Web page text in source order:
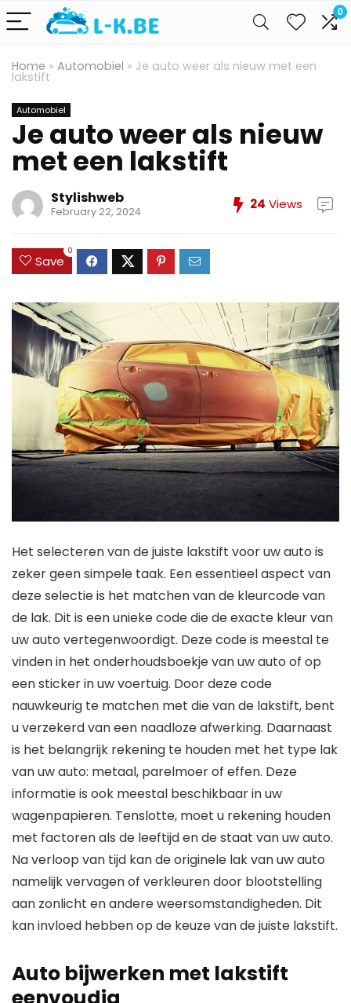
0
Home » Automobiel » Je auto weer als nieuw met een
lakstift
Automobiel
Je auto weer als nieuw
met een lakstift
Stylishweb
February 22, 2024 24 Views
Save
0
Het selecteren van de juiste lakstift voor uw auto is
zeker geen simpele taak. Een essentieel aspect van
deze selectie is het matchen van de kleurcode van
de lak. Dit is een unieke code die de exacte kleur van
uw auto vertegenwoordigt. Deze code is meestal te
vinden in het onderhoudsboekje van uw auto of op
een sticker in uw voertuig. Door deze code
nauwkeurig te matchen met die van de lakstift, bent
u verzekerd van een naadloze afwerking. Daarnaast
is het belangrijk rekening te houden met het type lak
van uw auto: metaal, parelmoer of effen. Deze
informatie is ook meestal beschikbaar in uw
wagenpapieren. Tenslotte, moet u rekening houden
met factoren als de leeftijd en de staat van uw auto.
Na verloop van tijd kan de originele lak van uw auto
namelijk vervagen of verkleuren door blootstelling
aan zonlicht en andere weersomstandigheden. Dit
kan invloed hebben op de keuze van de juiste lakstift.
Auto bijwerken met lakstift